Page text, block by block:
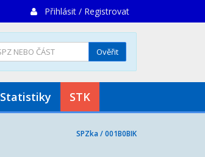
Přihlásit / Registrovat
Ověřit
Statistiky STK
SPZka /001B0BIK